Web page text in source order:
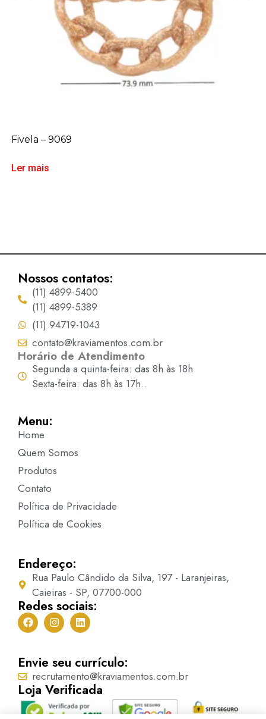
Fivela – 9069
Ler mais
Nossos contatos:
(11) 4899-5400
(11) 4899-5389
(11) 94719-1043
contato@kraviamentos.com.br
Horário de Atendimento
Segunda a quinta-feira: das 8h às 18h
Sexta-feira: das 8h às 17h..
Menu:
Home
Quem Somos
Produtos
Contato
Política de Privacidade
Política de Cookies
Endereço:
Rua Paulo Cândido da Silva, 197 - Laranjeiras,
Caieiras - SP, 07700-000
Redes sociais:
Envie seu currículo:
recrutamento@kraviamentos.com.br
Loja Verificada